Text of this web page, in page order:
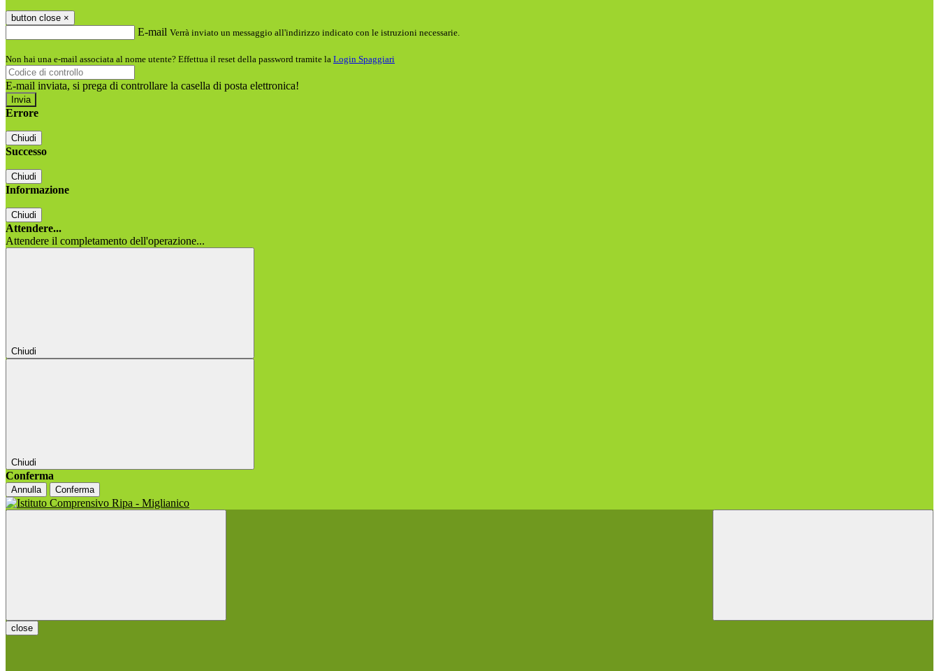
button close ×
E-mail Verrà inviato un messaggio all'indirizzo indicato con le istruzioni necessarie.
Non hai una e-mail associata al nome utente? Effettua il reset della password tramite la Login Spaggiari
E-mail inviata, si prega di controllare la casella di posta elettronica!
Errore
Chiudi
Successo
Chiudi
Informazione
Chiudi
Attendere...
Attendere il completamento dell'operazione...
Chiudi
Chiudi
Conferma
Annulla Conferma
close